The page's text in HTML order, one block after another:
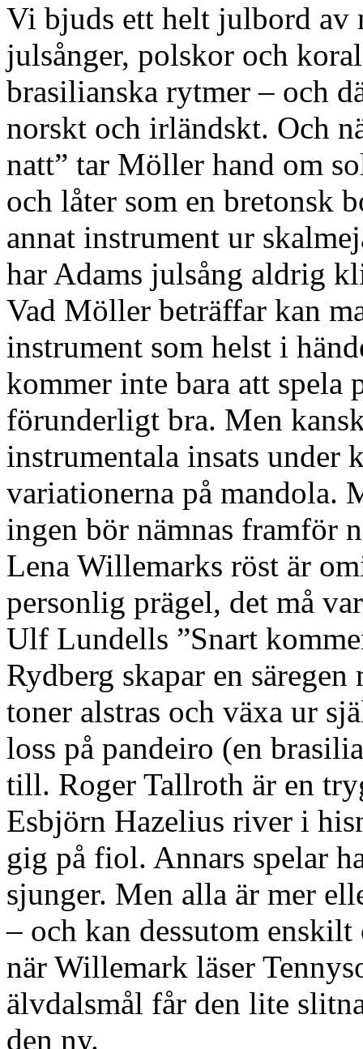
Vi bjuds ett helt julbord av
julsånger, polskor och
brasilianska rytmer – och
norskt och irländskt. Och
natt” tar Möller hand om
och låter som en bretonsk
annat instrument ur
har Adams julsång aldrig
Vad Möller beträffar kan
instrument som helst i
kommer inte bara att spela
förunderligt bra. Men
instrumentala insats under
variationerna på mandola.
ingen bör nämnas framför
Lena Willemarks röst är
personlig prägel, det må
Ulf Lundells ”Snart
Rydberg skapar en
toner alstras och växa ur
loss på pandeiro (en
till. Roger Tallroth är en
Esbjörn Hazelius river i
gig på fiol. Annars spelar
sjunger. Men alla är mer
– och kan dessutom
när Willemark läser
älvdalsmål får den lite
den ny.